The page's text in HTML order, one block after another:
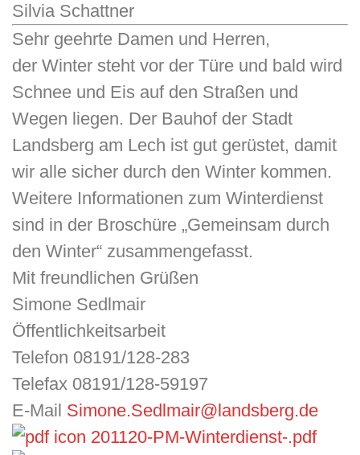
Silvia Schattner
Sehr geehrte Damen und Herren,
der Winter steht vor der Türe und bald wird
Schnee und Eis auf den Straßen und
Wegen liegen. Der Bauhof der Stadt
Landsberg am Lech ist gut gerüstet, damit
wir alle sicher durch den Winter kommen.
Weitere Informationen zum Winterdienst
sind in der Broschüre „Gemeinsam durch
den Winter“ zusammengefasst.
Mit freundlichen Grüßen
Simone Sedlmair
Öffentlichkeitsarbeit
Telefon 08191/128-283
Telefax 08191/128-59197
E-Mail Simone.Sedlmair@landsberg.de
201120-PM-Winterdienst-.pdf